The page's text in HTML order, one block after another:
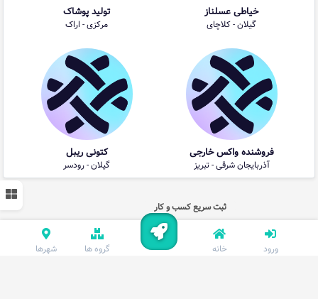
خیاطی عسلناز
گیلان - کلاچای
تولید پوشاک
مرکزی - اراک
فروشنده واکس خارجی
آذربایجان شرقی - تبریز
کتونی ریبل
گیلان - رودسر
ورود
ثبت سریع کسب و کار
شهرها گروه ها خانه